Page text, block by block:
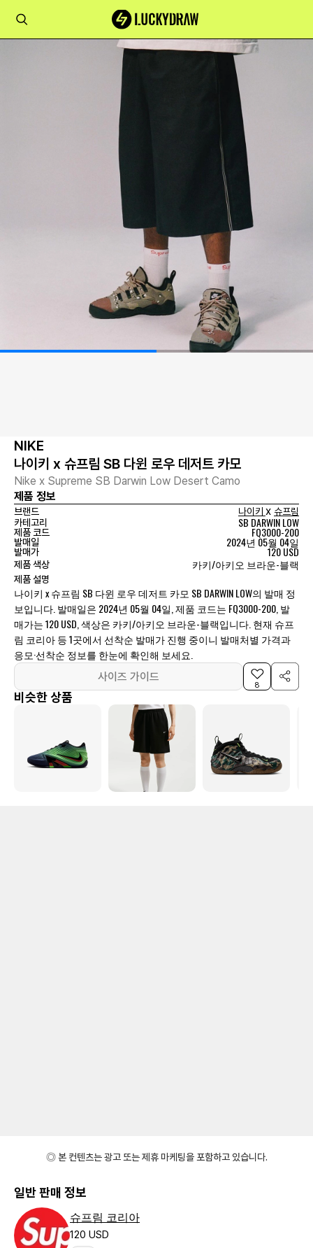
NIKE
나이키 x 슈프림 SB 다윈 로우 데저트 카모
Nike x Supreme SB Darwin Low Desert Camo
제품 정보
브랜드 나이키 x 슈프림
카테고리
SB DARWIN LOW
제품 코드 FQ3000-200
발매일 2024년 05월 04일
발매가 120 USD
제품 색상 카키/아키오 브라운-블랙
제품 설명
나이키 x 슈프림 SB 다윈 로우 데저트 카모 SB DARWIN LOW의 발매 정
보입니다. 발매일은 2024년 05월 04일, 제품 코드는 FQ3000-200, 발
매가는 120 USD, 색상은 카키/아키오 브라운-블랙입니다. 현재 슈프
림 코리아 등 1곳에서 선착순 발매가 진행 중이니 발매처별 가격과
응모·선착순 정보를 한눈에 확인해 보세요.
사이즈 가이드
8
비슷한 상품
◎ 본 컨텐츠는 광고 또는 제휴 마케팅을 포함하고 있습니다.
일반 판매 정보
슈프림 코리아
120 USD